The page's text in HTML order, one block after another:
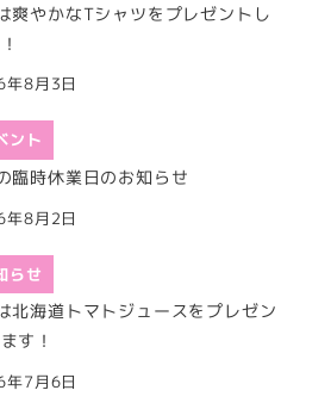
爽やかなTシャツをプレゼントし
年8月3日
ント
臨時休業日のお知らせ
年8月2日
らせ
北海道トマトジュースをプレゼン
す！
年7月6日